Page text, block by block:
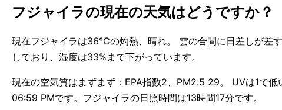
フジャイラの現在の天気はどうですか？
現在フジャイラは36°Cの灼熱、晴れ。 雲の合間に日差しが差
しており、湿度は33%まで下がっています。
現在の空気質はまずまず：EPA指数2、PM2.5 29。 UVは1で
06:59 PMです。フジャイラの日照時間は13時間17分です。